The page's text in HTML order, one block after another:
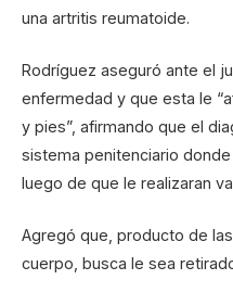
una artritis reumatoide.
Rodríguez aseguró ante el
enfermedad y que esta le
y pies”, afirmando que el
sistema penitenciario
luego de que le realizaran
Agregó que, producto de
cuerpo, busca le sea